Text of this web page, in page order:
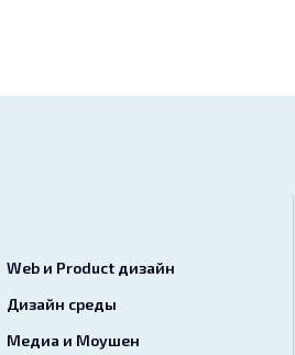
Web и Product дизайн
Дизайн среды
Медиа и Моушен